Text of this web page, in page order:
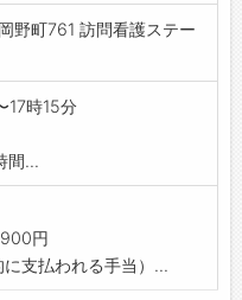
最優秀提案賞」など、半
り、たくさんのアイデア
定されました◎
時間単位で取得できます
り安心してリフレッシ
きます♪
ンス良く在籍していま
変更予定範囲:法人内グル
こともあります。
野町761 訪問看護ステー
17時15分
間...
円
に支払われる手当）...